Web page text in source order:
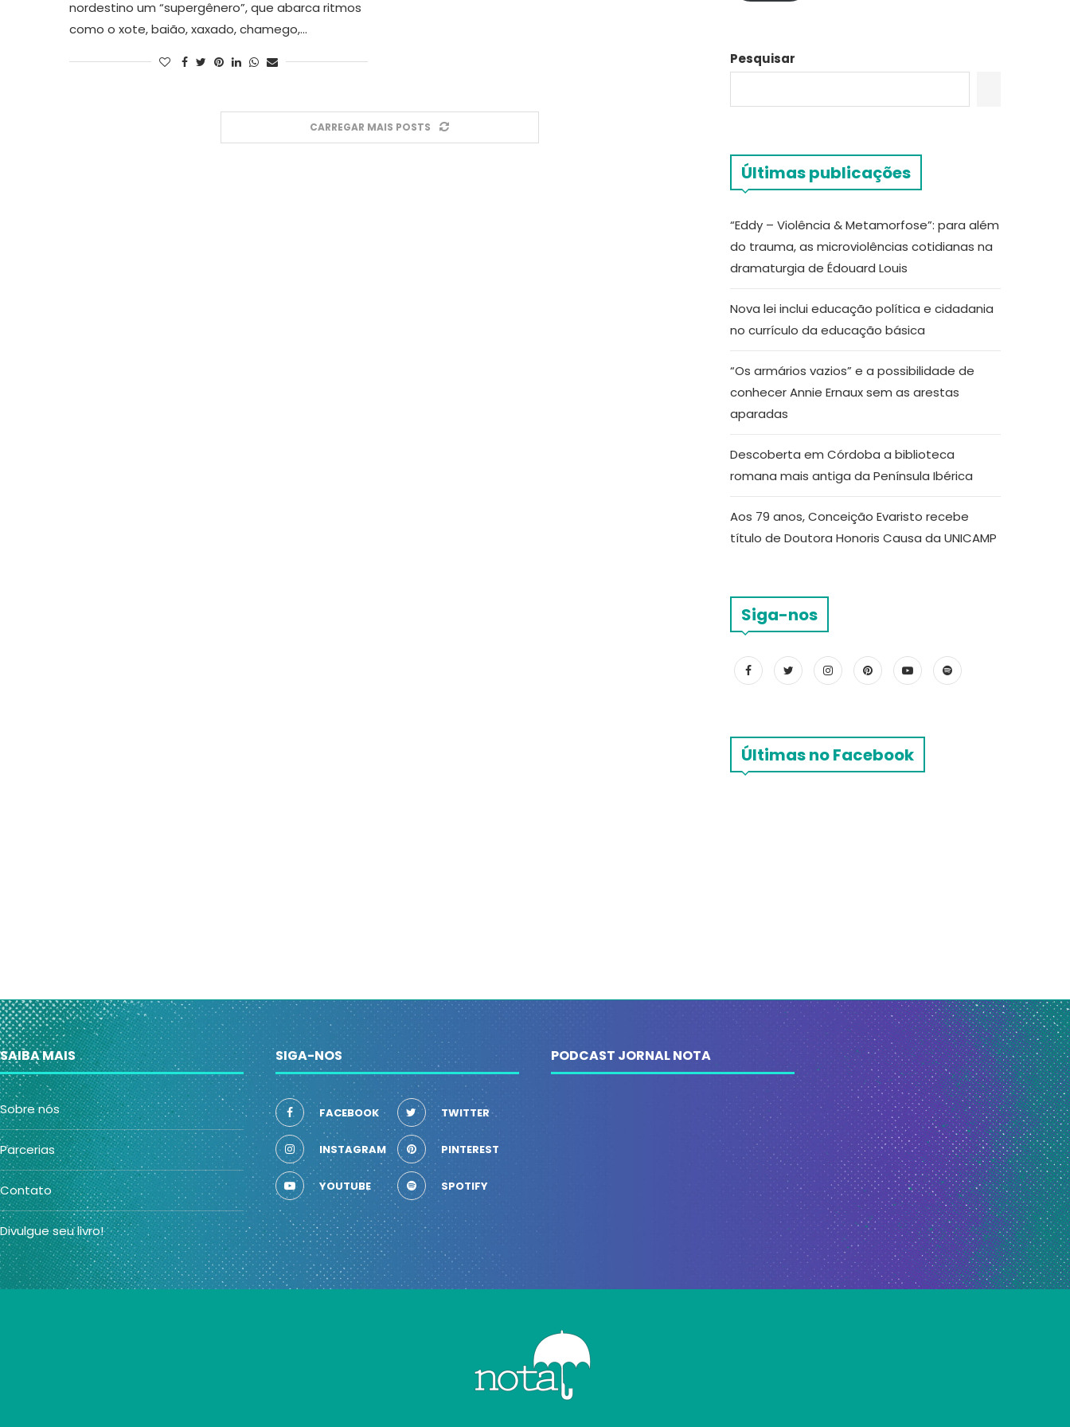
nordestino um “supergênero”, que abarca ritmos
como o xote, baião, xaxado, chamego,…
CARREGAR MAIS POSTS
Pesquisar
Últimas publicações
“Eddy – Violência & Metamorfose”: para além
do trauma, as microviolências cotidianas na
dramaturgia de Édouard Louis
Nova lei inclui educação política e cidadania
no currículo da educação básica
“Os armários vazios” e a possibilidade de
conhecer Annie Ernaux sem as arestas
aparadas
Descoberta em Córdoba a biblioteca
romana mais antiga da Península Ibérica
Aos 79 anos, Conceição Evaristo recebe
título de Doutora Honoris Causa da UNICAMP
Siga-nos
Últimas no Facebook
SAIBA MAIS
Sobre nós
Parcerias
Contato
Divulgue seu livro!
SIGA-NOS
FACEBOOK TWITTER
INSTAGRAM PINTEREST
YOUTUBE SPOTIFY
PODCAST JORNAL NOTA